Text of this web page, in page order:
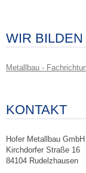
WIR BILDEN
Metallbau -
KONTAKT
Hofer Metallbau GmbH
Kirchdorfer Straße 16
84104 Rudelzhausen